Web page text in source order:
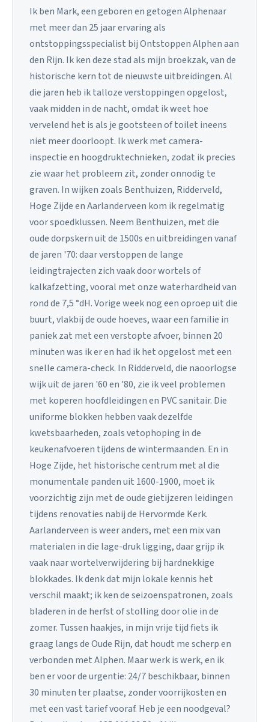
Ik ben Mark, een geboren en getogen Alphenaar
met meer dan 25 jaar ervaring als
ontstoppingsspecialist bij Ontstoppen Alphen aan
den Rijn. Ik ken deze stad als mijn broekzak, van de
historische kern tot de nieuwste uitbreidingen. Al
die jaren heb ik talloze verstoppingen opgelost,
vaak midden in de nacht, omdat ik weet hoe
vervelend het is als je gootsteen of toilet ineens
niet meer doorloopt. Ik werk met camera-
inspectie en hoogdruktechnieken, zodat ik precies
zie waar het probleem zit, zonder onnodig te
graven. In wijken zoals Benthuizen, Ridderveld,
Hoge Zijde en Aarlanderveen kom ik regelmatig
voor spoedklussen. Neem Benthuizen, met die
oude dorpskern uit de 1500s en uitbreidingen vanaf
de jaren '70: daar verstoppen de lange
leidingtrajecten zich vaak door wortels of
kalkafzetting, vooral met onze waterhardheid van
rond de 7,5 °dH. Vorige week nog een oproep uit die
buurt, vlakbij de oude hoeves, waar een familie in
paniek zat met een verstopte afvoer, binnen 20
minuten was ik er en had ik het opgelost met een
snelle camera-check. In Ridderveld, die naoorlogse
wijk uit de jaren '60 en '80, zie ik veel problemen
met koperen hoofdleidingen en PVC sanitair. Die
uniforme blokken hebben vaak dezelfde
kwetsbaarheden, zoals vetophoping in de
keukenafvoeren tijdens de wintermaanden. En in
Hoge Zijde, het historische centrum met al die
monumentale panden uit 1600-1900, moet ik
voorzichtig zijn met de oude gietijzeren leidingen
tijdens renovaties nabij de Hervormde Kerk.
Aarlanderveen is weer anders, met een mix van
materialen in die lage-druk ligging, daar grijp ik
vaak naar wortelverwijdering bij hardnekkige
blokkades. Ik denk dat mijn lokale kennis het
verschil maakt; ik ken de seizoenspatronen, zoals
bladeren in de herfst of stolling door olie in de
zomer. Tussen haakjes, in mijn vrije tijd fiets ik
graag langs de Oude Rijn, dat houdt me scherp en
verbonden met Alphen. Maar werk is werk, en ik
ben er voor de urgentie: 24/7 beschikbaar, binnen
30 minuten ter plaatse, zonder voorrijkosten en
met een vast tarief vooraf. Heb je een noodgeval?